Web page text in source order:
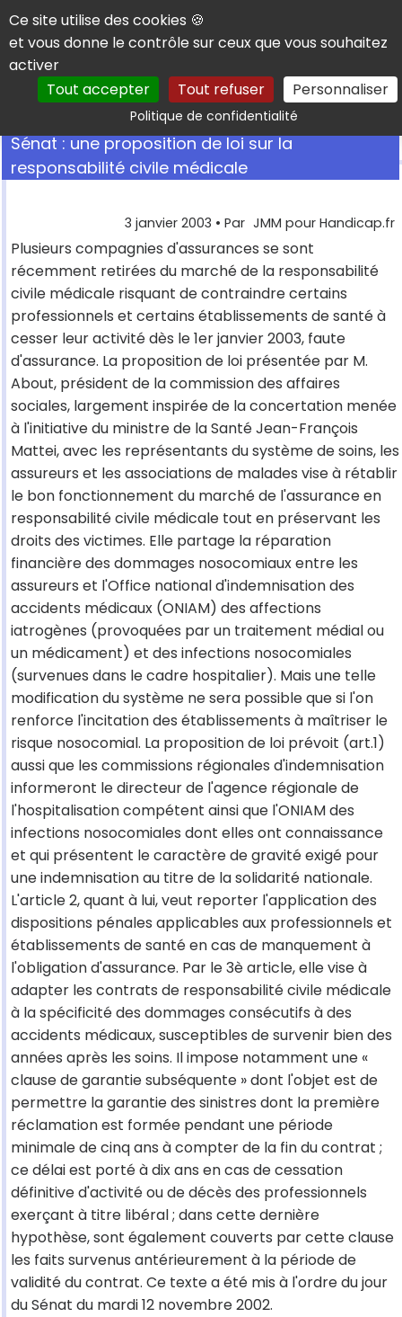
Panneau de gestion des cookies
Ce site utilise des cookies 🍪
et vous donne le contrôle sur ceux que vous souhaitez
activer
Tout accepter
Tout refuser Personnaliser
Politique de confidentialitéRechercher
Sénat : une proposition de loi sur la
responsabilité civile médicale
3 janvier 2003 • Par JMM pour Handicap.fr
Plusieurs compagnies d'assurances se sont
récemment retirées du marché de la responsabilité
civile médicale risquant de contraindre certains
professionnels et certains établissements de santé à
cesser leur activité dès le 1er janvier 2003, faute
d'assurance. La proposition de loi présentée par M.
About, président de la commission des affaires
sociales, largement inspirée de la concertation menée
à l'initiative du ministre de la Santé Jean-François
Mattei, avec les représentants du système de soins, les
assureurs et les associations de malades vise à rétablir
le bon fonctionnement du marché de l'assurance en
responsabilité civile médicale tout en préservant les
droits des victimes. Elle partage la réparation
financière des dommages nosocomiaux entre les
assureurs et l'Office national d'indemnisation des
accidents médicaux (ONIAM) des affections
iatrogènes (provoquées par un traitement médial ou
un médicament) et des infections nosocomiales
(survenues dans le cadre hospitalier). Mais une telle
modification du système ne sera possible que si l'on
renforce l'incitation des établissements à maîtriser le
risque nosocomial. La proposition de loi prévoit (art.1)
aussi que les commissions régionales d'indemnisation
informeront le directeur de l'agence régionale de
l'hospitalisation compétent ainsi que l'ONIAM des
infections nosocomiales dont elles ont connaissance
et qui présentent le caractère de gravité exigé pour
une indemnisation au titre de la solidarité nationale.
L'article 2, quant à lui, veut reporter l'application des
dispositions pénales applicables aux professionnels et
établissements de santé en cas de manquement à
l'obligation d'assurance. Par le 3è article, elle vise à
adapter les contrats de responsabilité civile médicale
à la spécificité des dommages consécutifs à des
accidents médicaux, susceptibles de survenir bien des
années après les soins. Il impose notamment une «
clause de garantie subséquente » dont l'objet est de
permettre la garantie des sinistres dont la première
réclamation est formée pendant une période
minimale de cinq ans à compter de la fin du contrat ;
ce délai est porté à dix ans en cas de cessation
définitive d'activité ou de décès des professionnels
exerçant à titre libéral ; dans cette dernière
hypothèse, sont également couverts par cette clause
les faits survenus antérieurement à la période de
validité du contrat. Ce texte a été mis à l'ordre du jour
du Sénat du mardi 12 novembre 2002.